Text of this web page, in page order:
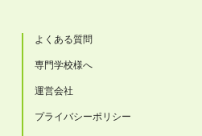
よくある質問
専門学校様へ
運営会社
プライバシーポリシー